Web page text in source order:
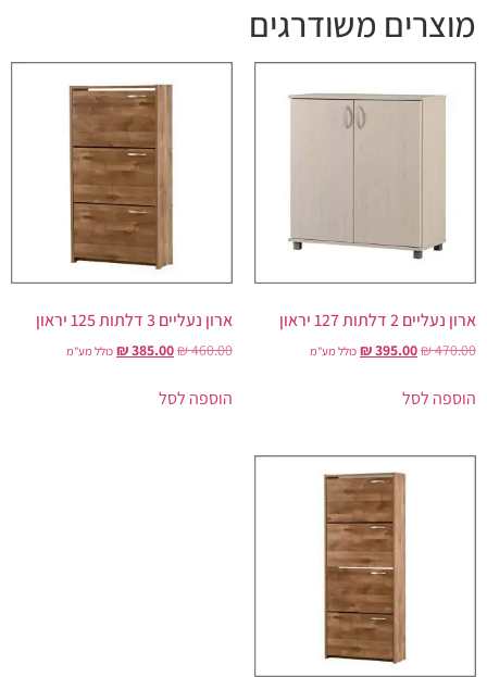
מוצרים משודרגים
ארון נעליים 2 דלתות 127 יראון
₪470.00
₪395.00 כולל מע"מ
הוספה לסל
ארון נעליים 3 דלתות 125 יראון
₪460.00
₪385.00 כולל מע"מ
הוספה לסל